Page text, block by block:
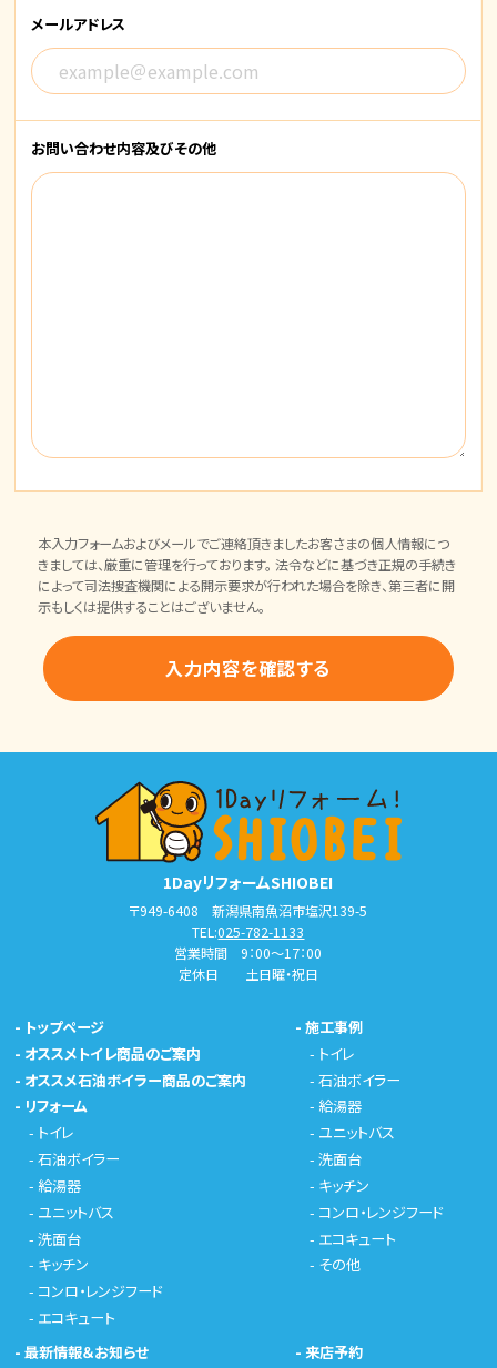
メールアドレス
お問い合わせ内容及びその他
本入力フォームおよびメールでご連絡頂きましたお客さまの個人情報につ
きましては、厳重に管理を行っております。 法令などに基づき正規の手続き
によって司法捜査機関による開示要求が行われた場合を除き、第三者に開
示もしくは提供することはございません。
1DayリフォームSHIOBEI
〒949-6408 新潟県南魚沼市塩沢139-5
TEL:025-782-1133
営業時間 9：00～17：00
定休日 土日曜・祝日
- トップページ
- オススメトイレ商品のご案内
- オススメ石油ボイラー商品のご案内
- リフォーム
- トイレ
-石油ボイラー
- 給湯器
- ユニットバス
-洗面台
- キッチン
- コンロ・レンジフード
- エコキュート
-施工事例
- トイレ
-石油ボイラー
- 給湯器
- ユニットバス
-洗面台
- キッチン
- コンロ・レンジフード
- エコキュート
- その他
-最新情報＆お知らせ
- 来店予約